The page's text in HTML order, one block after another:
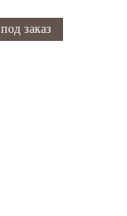
под заказ